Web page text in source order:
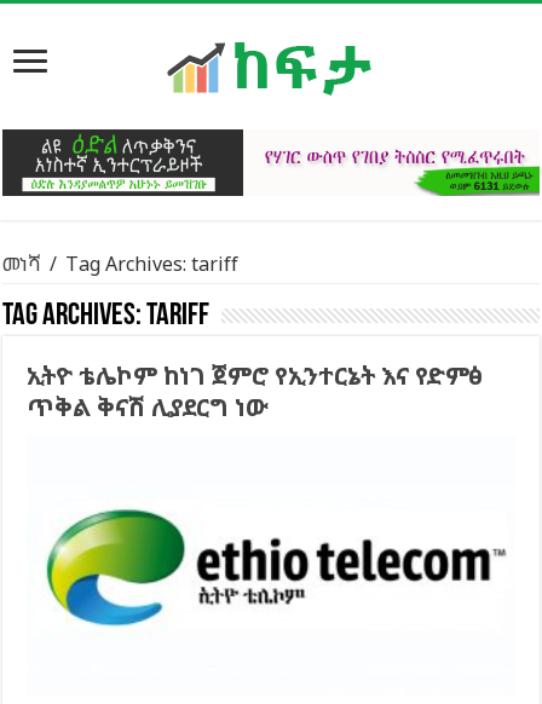
መነሻ / Tag Archives: tariff
Tag Archives:tariff
ኢትዮ ቴሌኮም ከነገ ጀምሮ የኢንተርኔት እና የድምፅ
ጥቅል ቅናሽ ሊያደርግ ነው